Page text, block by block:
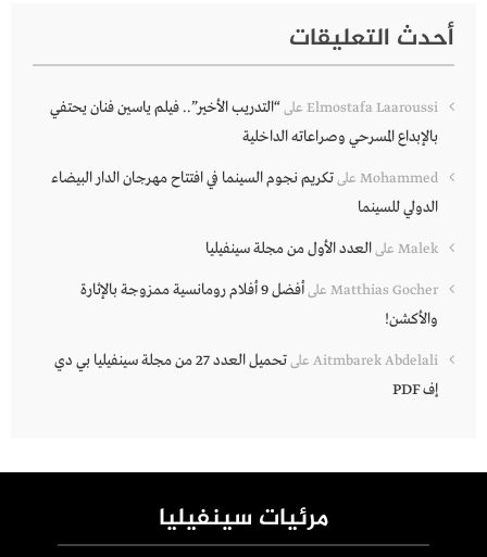
أحدث التعليقات
Elmostafa Laaroussi على“التدريب الأخير”.. فيلم ياسين فنان يحتفي
بالإبداع المسرحي وصراعاته الداخلية
Mohammed علىتكريم نجوم السينما في افتتاح مهرجان الدار البيضاء
الدولي للسينما
Malek علىالعدد الأول من مجلة سينفيليا
Matthias Gocher على
أفضل 9 أفلام رومانسية ممزوجة بالإثارة
والأكشن!
Aitmbarek Abdelali على
تحميل العدد 27 من مجلة سينفيليا بي دي
إف PDF
مرئيات سينفيليا